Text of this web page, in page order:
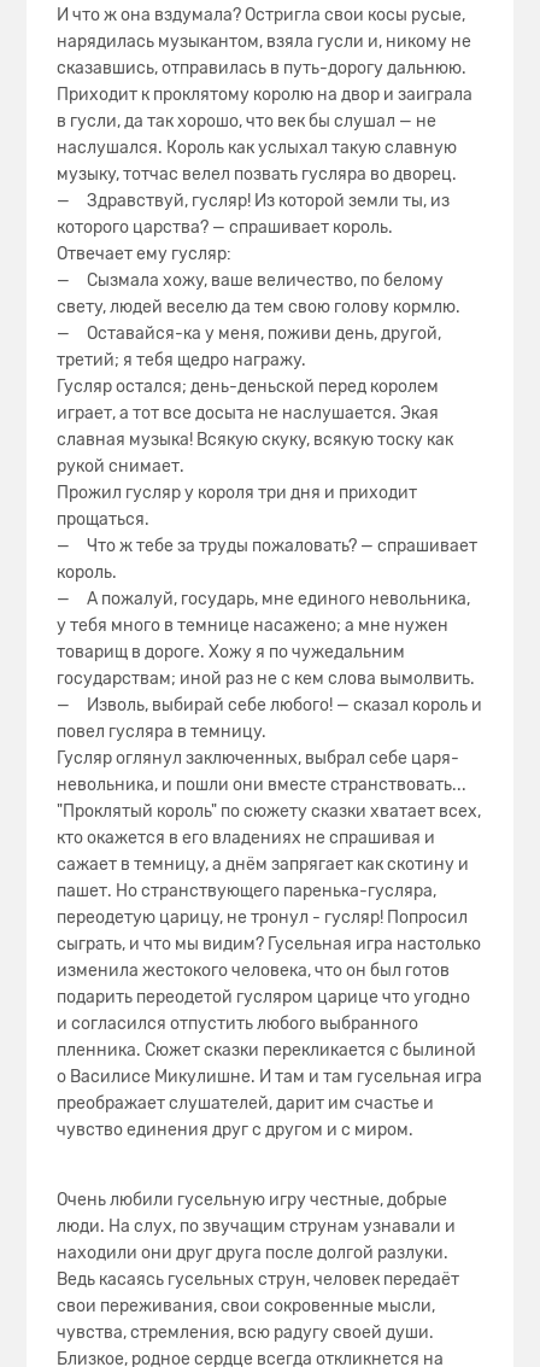
И что ж она вздумала? Остригла свои косы русые,
нарядилась музыкантом, взяла гусли и, никому не
сказавшись, отправилась в путь-дорогу дальнюю.
Приходит к проклятому королю на двор и заиграла
в гусли, да так хорошо, что век бы слушал — не
наслушался. Король как услыхал такую славную
музыку, тотчас велел позвать гусляра во дворец.
— Здравствуй, гусляр! Из которой земли ты, из
которого царства? — спрашивает король.
Отвечает ему гусляр:
— Сызмала хожу, ваше величество, по белому
свету, людей веселю да тем свою голову кормлю.
— Оставайся-ка у меня, поживи день, другой,
третий; я тебя щедро награжу.
Гусляр остался; день-деньской перед королем
играет, а тот все досыта не наслушается. Экая
славная музыка! Всякую скуку, всякую тоску как
рукой снимает.
Прожил гусляр у короля три дня и приходит
прощаться.
— Что ж тебе за труды пожаловать? — спрашивает
король.
— А пожалуй, государь, мне единого невольника,
у тебя много в темнице насажено; а мне нужен
товарищ в дороге. Хожу я по чужедальним
государствам; иной раз не с кем слова вымолвить.
— Изволь, выбирай себе любого! — сказал король и
повел гусляра в темницу.
Гусляр оглянул заключенных, выбрал себе царя-
невольника, и пошли они вместе странствовать...
"Проклятый король" по сюжету сказки хватает всех,
кто окажется в его владениях не спрашивая и
сажает в темницу, а днём запрягает как скотину и
пашет. Но странствующего паренька-гусляра,
переодетую царицу, не тронул - гусляр! Попросил
сыграть, и что мы видим? Гусельная игра настолько
изменила жестокого человека, что он был готов
подарить переодетой гусляром царице что угодно
и согласился отпустить любого выбранного
пленника. Сюжет сказки перекликается с былиной
о Василисе Микулишне. И там и там гусельная игра
преображает слушателей, дарит им счастье и
чувство единения друг с другом и с миром.
Очень любили гусельную игру честные, добрые
люди. На слух, по звучащим струнам узнавали и
находили они друг друга после долгой разлуки.
Ведь касаясь гусельных струн, человек передаёт
свои переживания, свои сокровенные мысли,
чувства, стремления, всю радугу своей души.
Близкое, родное сердце всегда откликнется на